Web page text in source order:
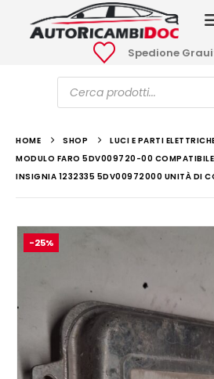
Spedione
Ricerca
prodotti
HOME SHOP LUCI E PARTI
MODULO FARO 5DV009720-00 COMPATIBILE
INSIGNIA 1232335 5DV00972000 UNITÀ DI
-25%